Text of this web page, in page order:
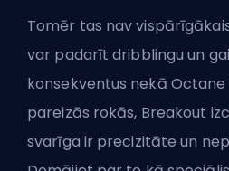
Tomēr tas nav
var padarīt dribblingu un
konsekventus nekā Octane
pareizās rokās, Breakout
svarīga ir precizitāte un